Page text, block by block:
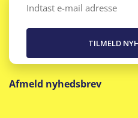
Email
Afmeld nyhedsbrev